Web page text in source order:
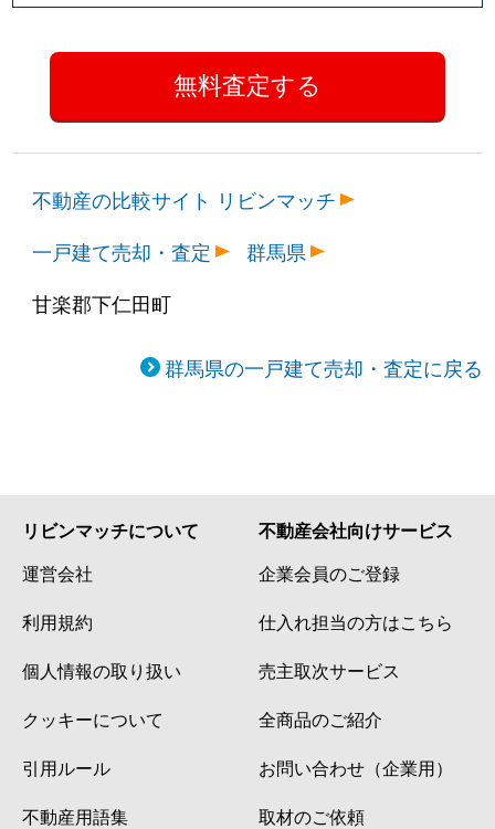
不動産の比較サイト リビンマッチ
一戸建て売却・査定
群馬県
甘楽郡下仁田町
群馬県の一戸建て売却・査定に戻る
リビンマッチについて
運営会社
利用規約
個人情報の取り扱い
クッキーについて
引用ルール
不動産用語集
不動産会社向けサービス
企業会員のご登録
仕入れ担当の方はこちら
売主取次サービス
全商品のご紹介
お問い合わせ（企業用）
取材のご依頼